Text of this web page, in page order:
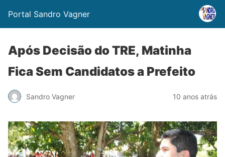
Portal Sandro Vagner
Após Decisão do TRE, Matinha
Fica Sem Candidatos a Prefeito
Sandro Vagner 10 anos atrás